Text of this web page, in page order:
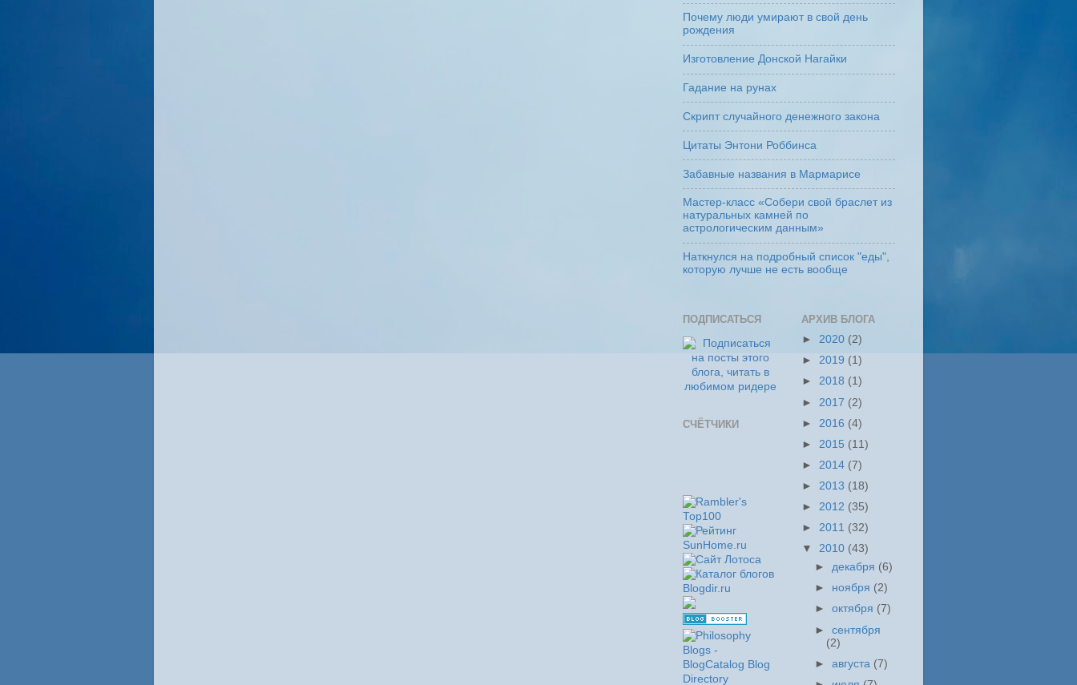
Почему люди умирают в свой день
рождения
Изготовление Донской Нагайки
Гадание на рунах
Скрипт случайного денежного закона
Цитаты Энтони Роббинса
Забавные названия в Мармарисе
Мастер-класс «Собери свой браслет из
натуральных камней по
астрологическим данным»
Наткнулся на подробный список "еды",
которую лучше не есть вообще
ПОДПИСАТЬСЯ
СЧЁТЧИКИ
АРХИВ БЛОГА
► 2020 (2)
► 2019 (1)
► 2018 (1)
► 2017 (2)
► 2016 (4)
► 2015 (11)
► 2014 (7)
► 2013 (18)
► 2012 (35)
► 2011 (32)
▼ 2010 (43)
►декабря (6)
► ноября (2)
►октября (7)
►сентября
(2)
►августа (7)